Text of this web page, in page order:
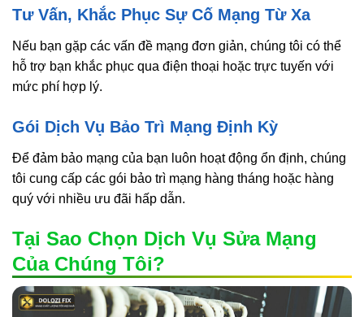
Tư Vấn, Khắc Phục Sự Cố Mạng Từ Xa
Nếu bạn gặp các vấn đề mạng đơn giản, chúng tôi có thể
hỗ trợ bạn khắc phục qua điện thoại hoặc trực tuyến với
mức phí hợp lý.
Gói Dịch Vụ Bảo Trì Mạng Định Kỳ
Để đảm bảo mạng của bạn luôn hoạt động ổn định, chúng
tôi cung cấp các gói bảo trì mạng hàng tháng hoặc hàng
quý với nhiều ưu đãi hấp dẫn.
Tại Sao Chọn Dịch Vụ Sửa Mạng
Của Chúng Tôi?